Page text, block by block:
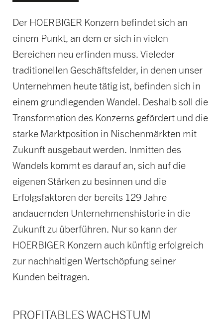
Der HOERBIGER Konzern befindet sich an
einem Punkt, an dem er sich in vielen
Bereichen neu erfinden muss. Vieleder
traditionellen Geschäftsfelder, in denen unser
Unternehmen heute tätig ist, befinden sich in
einem grundlegenden Wandel. Deshalb soll die
Transformation des Konzerns gefördert und die
starke Marktposition in Nischenmärkten mit
Zukunft ausgebaut werden. Inmitten des
Wandels kommt es darauf an, sich auf die
eigenen Stärken zu besinnen und die
Erfolgsfaktoren der bereits 129 Jahre
andauernden Unternehmenshistorie in die
Zukunft zu überführen. Nur so kann der
HOERBIGER Konzern auch künftig erfolgreich
zur nachhaltigen Wertschöpfung seiner
Kunden beitragen.
PROFITABLES WACHSTUM